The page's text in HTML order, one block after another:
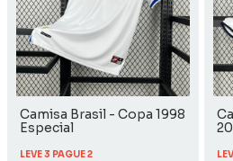
Camisa Brasil - Copa 1998
Especial
LEVE 3 PAGUE 2